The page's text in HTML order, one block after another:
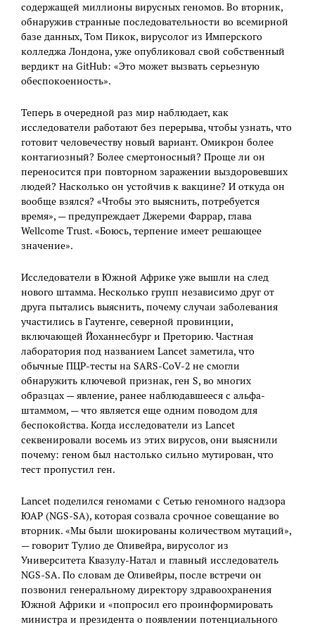
содержащей миллионы вирусных геномов. Во вторник,
обнаружив странные последовательности во всемирной
базе данных, Том Пикок, вирусолог из Имперского
колледжа Лондона, уже опубликовал свой собственный
вердикт на GitHub: «Это может вызвать серьезную
обеспокоенность».
Теперь в очередной раз мир наблюдает, как
исследователи работают без перерыва, чтобы узнать, что
готовит человечеству новый вариант. Омикрон более
контагиозный? Более смертоносный? Проще ли он
переносится при повторном заражении выздоровевших
людей? Насколько он устойчив к вакцине? И откуда он
вообще взялся? «Чтобы это выяснить, потребуется
время», — предупреждает Джереми Фаррар, глава
Wellcome Trust. «Боюсь, терпение имеет решающее
значение».
Исследователи в Южной Африке уже вышли на след
нового штамма. Несколько групп независимо друг от
друга пытались выяснить, почему случаи заболевания
участились в Гаутенге, северной провинции,
включающей Йоханнесбург и Преторию. Частная
лаборатория под названием Lancet заметила, что
обычные ПЦР-тесты на SARS-CoV-2 не смогли
обнаружить ключевой признак, ген S, во многих
образцах — явление, ранее наблюдавшееся с альфа-
штаммом, — что является еще одним поводом для
беспокойства. Когда исследователи из Lancet
секвенировали восемь из этих вирусов, они выяснили
почему: геном был настолько сильно мутирован, что
тест пропустил ген.
Lancet поделился геномами с Сетью геномного надзора
ЮАР (NGS-SA), которая созвала срочное совещание во
вторник. «Мы были шокированы количеством мутаций»,
— говорит Тулио де Оливейра, вирусолог из
Университета Квазулу-Натал и главный исследователь
NGS-SA. По словам де Оливейры, после встречи он
позвонил генеральному директору здравоохранения
Южной Африки и «попросил его проинформировать
министра и президента о появлении потенциального